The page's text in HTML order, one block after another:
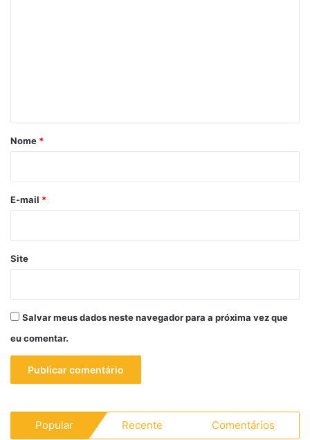
r
*
Nome *
E-mail *
Site
Salvar meus dados neste navegador para a próxima vez que
eu comentar.
Popular Recente Comentários